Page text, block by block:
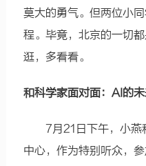
莫大的勇气。但两位小
程。毕竟，北京的一切
逛，多看看。
和科学家面对面：AI的未
7月21日下午，小燕
中心，作为特别听众，